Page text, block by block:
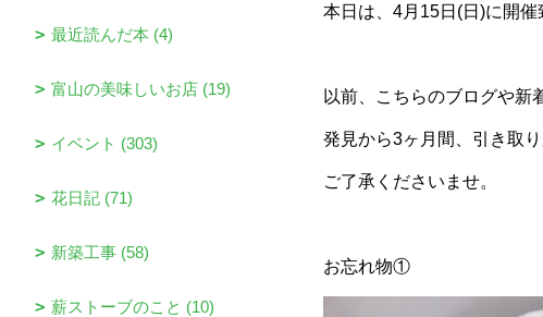
本日は、4月15日(日)に開催
以前、こちらのブログや新
発見から3ヶ月間、引き取
ご了承くださいませ。
お忘れ物①
最近読んだ本 (4)
富山の美味しいお店 (19)
イベント (303)
花日記 (71)
新築工事 (58)
薪ストーブのこと (10)